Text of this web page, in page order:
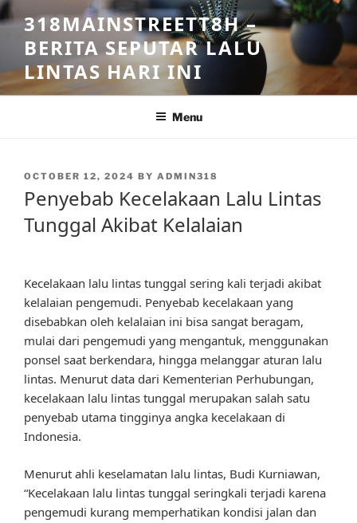
Skip
to
content
318MAINSTREETT8H –
BERITA SEPUTAR LALU
LINTAS HARI INI
Menu
POSTED
OCTOBER 12, 2024 BY ADMIN318
Penyebab Kecelakaan Lalu Lintas
Tunggal Akibat Kelalaian
Kecelakaan lalu lintas tunggal sering kali terjadi akibat
kelalaian pengemudi. Penyebab kecelakaan yang
disebabkan oleh kelalaian ini bisa sangat beragam,
mulai dari pengemudi yang mengantuk, menggunakan
ponsel saat berkendara, hingga melanggar aturan lalu
lintas. Menurut data dari Kementerian Perhubungan,
kecelakaan lalu lintas tunggal merupakan salah satu
penyebab utama tingginya angka kecelakaan di
Indonesia.
Menurut ahli keselamatan lalu lintas, Budi Kurniawan,
“Kecelakaan lalu lintas tunggal seringkali terjadi karena
pengemudi kurang memperhatikan kondisi jalan dan